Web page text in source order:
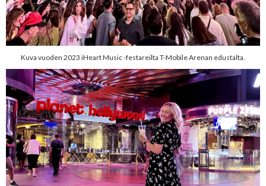
Kuva vuoden 2023 iHeart Music -festareilta T-Mobile Arenan edustalta.